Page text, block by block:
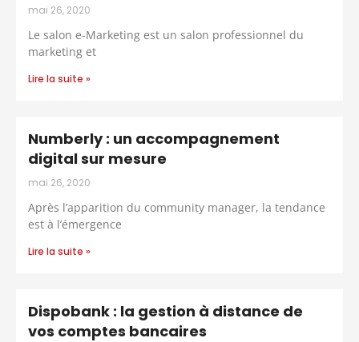
mai 26, 2020
Le salon e-Marketing est un salon professionnel du
marketing et
Lire la suite »
Numberly : un accompagnement
digital sur mesure
mai 26, 2020
Après l’apparition du community manager, la tendance
est à l’émergence
Lire la suite »
Dispobank : la gestion à distance de
vos comptes bancaires